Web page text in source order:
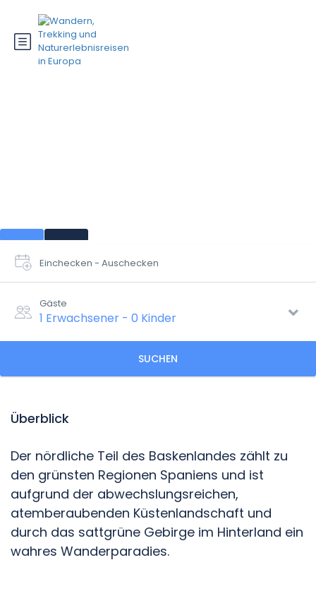
Einchecken - Auschecken
Gäste
1 Erwachsener - 0 Kinder
SUCHEN
Überblick
Der nördliche Teil des Baskenlandes zählt zu
den grünsten Regionen Spaniens und ist
aufgrund der abwechslungsreichen,
atemberaubenden Küstenlandschaft und
durch das sattgrüne Gebirge im Hinterland ein
wahres Wanderparadies.